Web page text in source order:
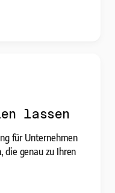
lassen
für Unternehmen
die genau zu Ihren